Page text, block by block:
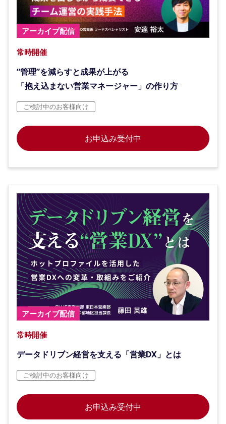
アーカイブ配信
常時開催
“管理”を減らすと成果が上がる
「抱え込まない営業マネージャー」の作り方
ご検討中のお客様向け
お申込み受付中
アーカイブ配信
常時開催
データドリブン経営を支える「営業DX」とは
ご検討中のお客様向け
お申込み受付中